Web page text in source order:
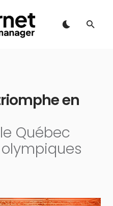
en
Québec
olympiques